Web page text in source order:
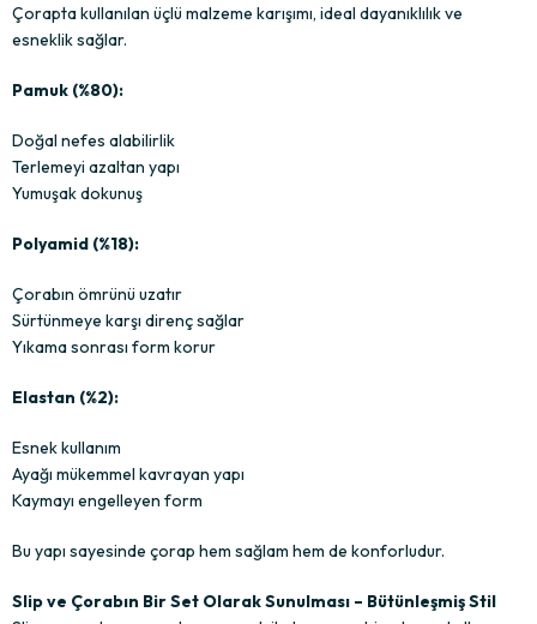
Çorapta kullanılan üçlü malzeme karışımı, ideal dayanıklılık ve
esneklik sağlar.
Pamuk (%80):
Doğal nefes alabilirlik
Terlemeyi azaltan yapı
Yumuşak dokunuş
Polyamid (%18):
Çorabın ömrünü uzatır
Sürtünmeye karşı direnç sağlar
Yıkama sonrası form korur
Elastan (%2):
Esnek kullanım
Ayağı mükemmel kavrayan yapı
Kaymayı engelleyen form
Bu yapı sayesinde çorap hem sağlam hem de konforludur.
Slip ve Çorabın Bir Set Olarak Sunulması – Bütünleşmiş Stil